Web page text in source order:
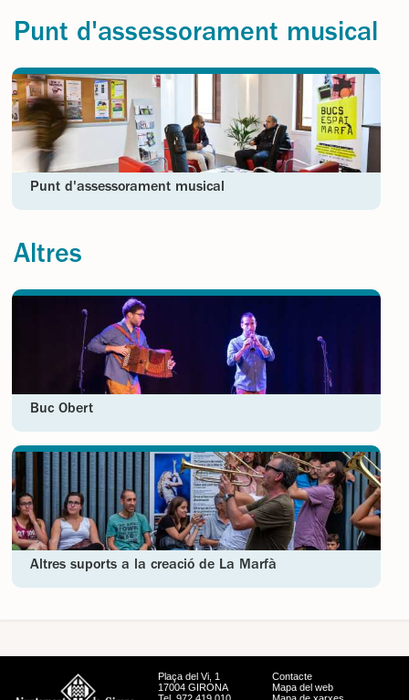
Punt d'assessorament musical
Punt d'assessorament musical
Altres
Buc Obert
Altres suports a la creació de La Marfà
Plaça del Vi, 1
17004 GIRONA
Tel. 972 419 010
Contacte
Mapa del web
Mapa de xarxes